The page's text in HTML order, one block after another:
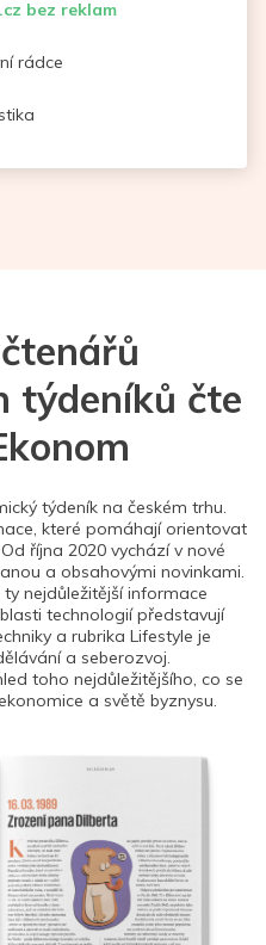
bez reklam
rádce
týdeníků čte
týdeník na českém trhu.
které pomáhají orientovat
října 2020 vychází v nové
a obsahovými novinkami.
nejdůležitější informace
technologií představují
a rubrika Lifestyle je
a seberozvoj.
toho nejdůležitějšího, co se
a světě byznysu.